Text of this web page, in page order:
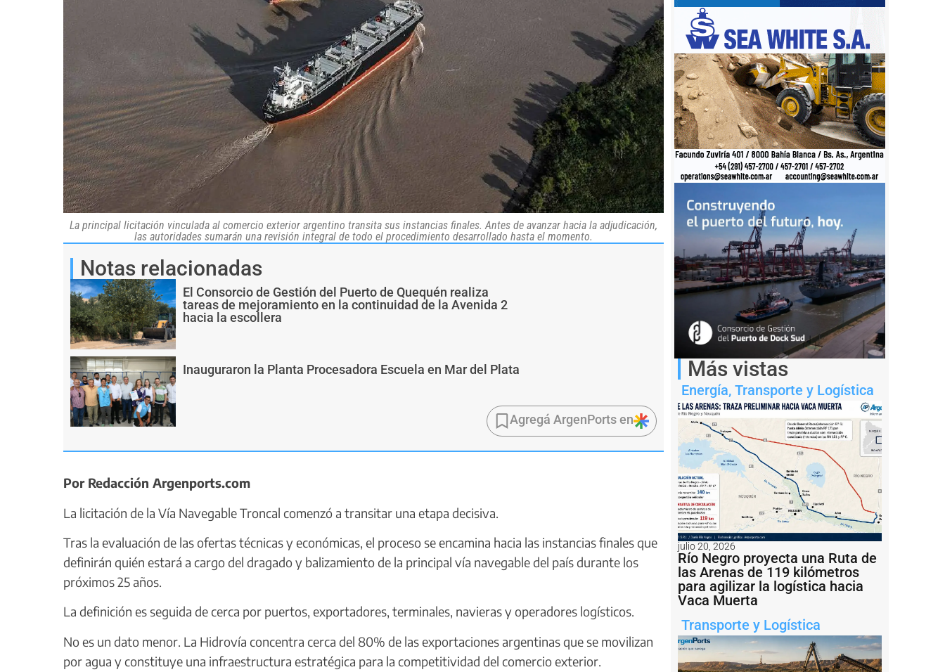
La principal licitación vinculada al comercio exterior argentino transita sus instancias finales. Antes de avanzar hacia la adjudicación,
las autoridades sumarán una revisión integral de todo el procedimiento desarrollado hasta el momento.
Notas relacionadas
El Consorcio de Gestión del Puerto de Quequén realiza
tareas de mejoramiento en la continuidad de la Avenida 2
hacia la escollera
Inauguraron la Planta Procesadora Escuela en Mar del Plata
Agregá ArgenPorts en
Por Redacción Argenports.com
La licitación de la Vía Navegable Troncal comenzó a transitar una etapa decisiva.
Tras la evaluación de las ofertas técnicas y económicas, el proceso se encamina hacia las instancias finales que
definirán quién estará a cargo del dragado y balizamiento de la principal vía navegable del país durante los
próximos 25 años.
La definición es seguida de cerca por puertos, exportadores, terminales, navieras y operadores logísticos.
No es un dato menor. La Hidrovía concentra cerca del 80% de las exportaciones argentinas que se movilizan
por agua y constituye una infraestructura estratégica para la competitividad del comercio exterior.
Más vistas
Energía, Transporte y Logística
julio 20, 2026
Río Negro proyecta una Ruta de
las Arenas de 119 kilómetros
para agilizar la logística hacia
Vaca Muerta
Transporte y Logística